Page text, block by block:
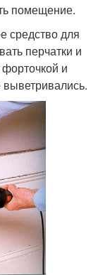
помещение.
средство для
перчатки и
и